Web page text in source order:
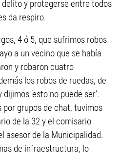
y protegerse entre todos
da respiro.
4 ó 5, que sufrimos robos
a un vecino que se había
y robaron cuatro
los robos de ruedas, de
‘esto no puede ser’.
por grupos de chat, tuvimos
de la 32 y el comisario
asesor de la Municipalidad.
de infraestructura, lo